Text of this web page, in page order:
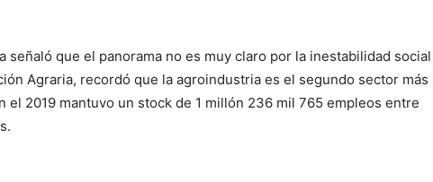
señaló que el panorama no es muy claro por la inestabilidad social
Agraria, recordó que la agroindustria es el segundo sector más
el 2019 mantuvo un stock de 1 millón 236 mil 765 empleos entre